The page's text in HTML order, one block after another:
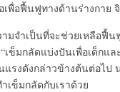
เพื่อฟื้นฟูทางด้านร่างกาย
ามจำเป็นที่จะช่วยเหลือฟื้
เข็มกลัดแบ่งปันเพื่อเด็กแ
แรงดังกล่าวข้างต้นต่อไ
เข็มกลัดกับเราด้วย